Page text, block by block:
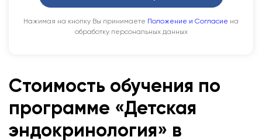
Нажимая на кнопку Вы принимаете Положение и Согласие на
обработку персональных данных
Стоимость обучения по
программе «Детская
эндокринология» в